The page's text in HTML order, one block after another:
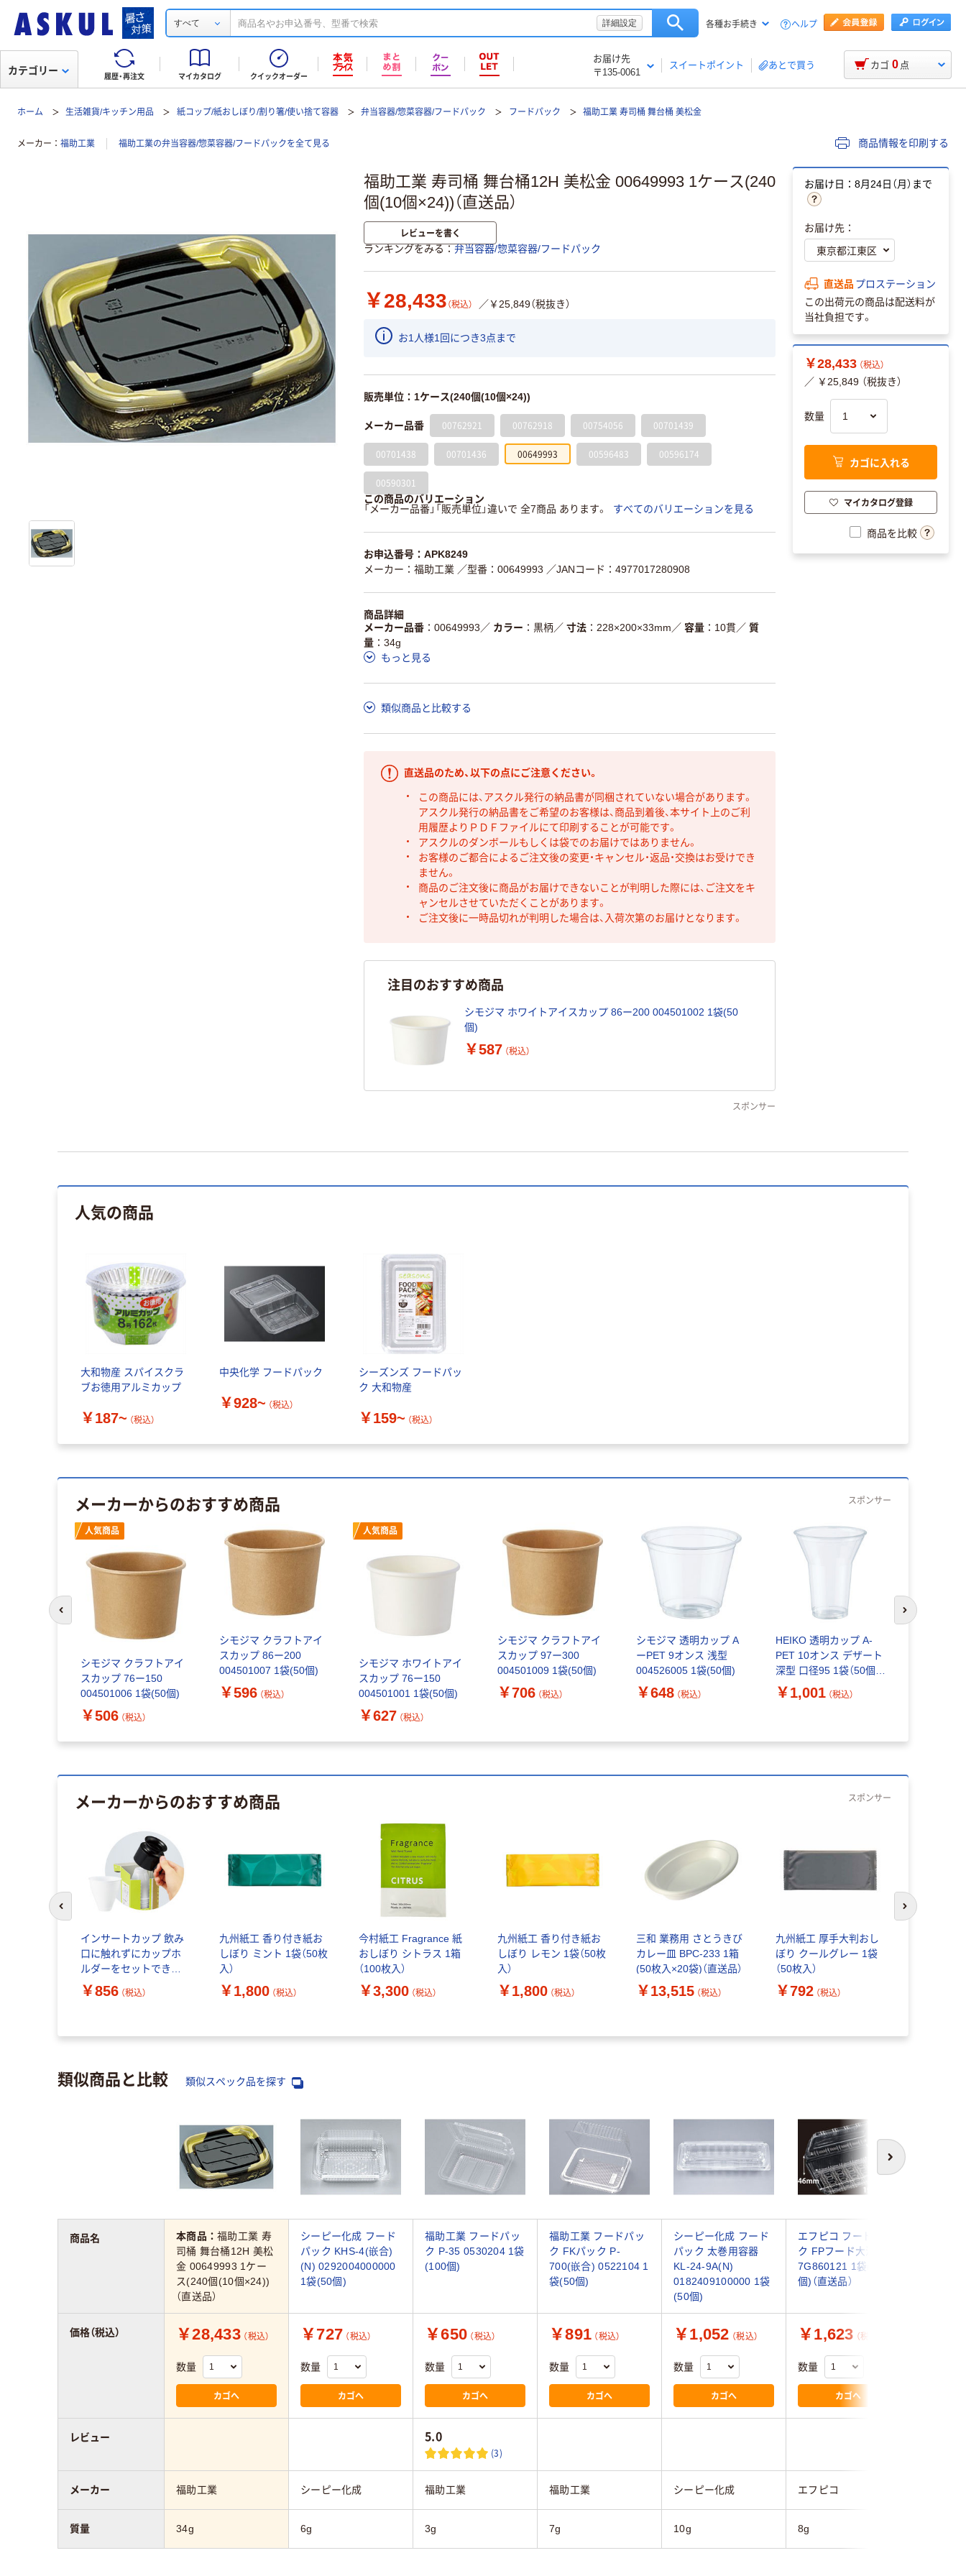
すべて 詳細設定 各種お手続き ヘルプ
履歴・再注文 マイカタログ クイックオーダー
お届け先
〒135-0061
スイートポイント あとで買う
カテゴリー カゴ 0 点
ホーム 生活雑貨/キッチン用品 紙コップ/紙おしぼり/割り箸/使い捨て容器 弁当容器/惣菜容器/フードパック フードパック 福助工業 寿司桶 舞台桶 美松金
メーカー 福助工業 福助工業の弁当容器/惣菜容器/フードパックを全て見る 商品情報を印刷する
福助工業 寿司桶 舞台桶12H 美松金 00649993 1ケース(240
個(10個×24))（直送品）
レビューを書く
ランキングをみる 弁当容器/惣菜容器/フードパック
￥28,433 （税込） ／￥25,849（税抜き）
お1人様1回につき3点まで
販売単位：1ケース(240個(10個×24))
メーカー品番 00762921 00762918 00754056 00701439
00701438 00701436 00649993 00596483 00596174
00590301
この商品のバリエーション
「メーカー品番」「販売単位」違いで 全7商品 あります。
すべてのバリエーションを見る
お申込番号：APK8249
メーカー：福助工業 ／型番：00649993 ／JANコード：4977017280908
商品詳細
メーカー品番
00649993 ／ カラー 黒柄／ 寸法 228×200×33mm ／ 容量 10貫／ 質
量
34g
もっと見る
類似商品と比較する
直送品のため、以下の点にご注意ください。
この商品には、アスクル発行の納品書が同梱されていない場合があります。
アスクル発行の納品書をご希望のお客様は、商品到着後、本サイト上のご利
用履歴よりＰＤＦファイルにて印刷することが可能です。
アスクルのダンボールもしくは袋でのお届けではありません。
お客様のご都合によるご注文後の変更・キャンセル・返品・交換はお受けでき
ません。
商品のご注文後に商品がお届けできないことが判明した際には、ご注文をキ
ャンセルさせていただくことがあります。
ご注文後に一時品切れが判明した場合は、入荷次第のお届けとなります。
注目のおすすめ商品
シモジマ ホワイトアイスカップ 86ー200 004501002 1袋(50
個)
￥587 （税込）
スポンサー
お届け日：8月24日（月）まで
お届け先：
直送品 プロステーション
この出荷元の商品は配送料が
当社負担です。
￥28,433 （税込）
／ ￥25,849 （税抜き）
数量
カゴに入れる
マイカタログ登録
商品を比較
人気の商品
大和物産 スパイスクラ
ブお徳用アルミカップ
￥187~ （税込）
中央化学 フードパック
￥928~ （税込）
シーズンズ フードパッ
ク 大和物産
￥159~ （税込）
メーカーからのおすすめ商品 スポンサー
人気商品
シモジマ クラフトアイ
スカップ 76ー150
004501006 1袋(50個)
￥506 （税込）
シモジマ クラフトアイ
スカップ 86ー200
004501007 1袋(50個)
￥596 （税込）
人気商品
シモジマ ホワイトアイ
スカップ 76ー150
004501001 1袋(50個)
￥627 （税込）
シモジマ クラフトアイ
スカップ 97ー300
004501009 1袋(50個)
￥706 （税込）
シモジマ 透明カップ A
ーPET 9オンス 浅型
004526005 1袋(50個)
￥648 （税込）
HEIKO 透明カップ A-
PET 10オンス デザート
深型 口径95 1袋（50個
入）
￥1,001 （税込）
前のスライドへ 次のスライド
メーカーからのおすすめ商品 スポンサー
インサートカップ 飲み
口に触れずにカップホ
ルダーをセットできる 7
オンス 210ml 箱タイプ
ヒビフル コクヨ 1箱50
￥856 （税込）
九州紙工 香り付き紙お
しぼり ミント 1袋（50枚
入）
￥1,800 （税込）
今村紙工 Fragrance 紙
おしぼり シトラス 1箱
（100枚入）
￥3,300 （税込）
九州紙工 香り付き紙お
しぼり レモン 1袋（50枚
入）
￥1,800 （税込）
三和 業務用 さとうきび
カレー皿 BPC-233 1箱
(50枚入×20袋)（直送品）
￥13,515 （税込）
九州紙工 厚手大判おし
ぼり クールグレー 1袋
（50枚入）
￥792 （税込）
前のスライドへ 次のスライド
類似商品と比較 類似スペック品を探す
次へ
本商品：福助工業 寿
司桶 舞台桶12H 美松
金 00649993 1ケー
ス(240個(10個×24))
（直送品）
シーピー化成 フード
パック KHS-4(嵌合)
(N) 0292004000000
1袋(50個)
福助工業 フードパッ
ク P-35 0530204 1袋
(100個)
福助工業 フードパッ
ク FKパック P-
700(嵌合) 0522104 1
袋(50個)
シーピー化成 フード
パック 太巻用容器
KL-24-9A(N)
0182409100000 1袋
(50個)
エフピコ フードパッ
ク FPフード大深(16)
7G860121 1袋(100
個)（直送品）
￥28,433 （税込）
数量
カゴへ
￥727 （税込）
数量
カゴへ
￥650 （税込）
数量
カゴへ
￥891 （税込）
数量
カゴへ
￥1,052 （税込）
数量
カゴへ
￥1,623 （税込）
数量
カゴへ
5.0
(3)
福助工業 シーピー化成 福助工業 福助工業 シーピー化成 エフピコ
34g 6g 3g 7g 10g 8g
商品名
価格（税込）
レビュー
メーカー
質量